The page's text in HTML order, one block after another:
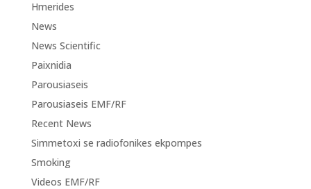
Hmerides
News
News Scientific
Paixnidia
Parousiaseis
Parousiaseis EMF/RF
Recent News
Simmetoxi se radiofonikes ekpompes
Smoking
Videos EMF/RF